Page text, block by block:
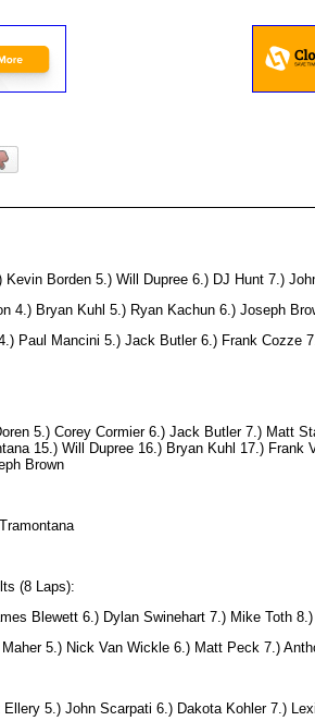
Borden 5.) Will Dupree 6.) DJ Hunt 7.)
4.) Bryan Kuhl 5.) Ryan Kachun 6.) Joseph
Paul Mancini 5.) Jack Butler 6.) Frank Cozze
5.) Corey Cormier 6.) Jack Butler 7.) Matt
15.) Will Dupree 16.) Bryan Kuhl 17.)
Brown
(8 Laps):
Blewett 6.) Dylan Swinehart 7.) Mike Toth
5.) Nick Van Wickle 6.) Matt Peck 7.)
5.) John Scarpati 6.) Dakota Kohler 7.)